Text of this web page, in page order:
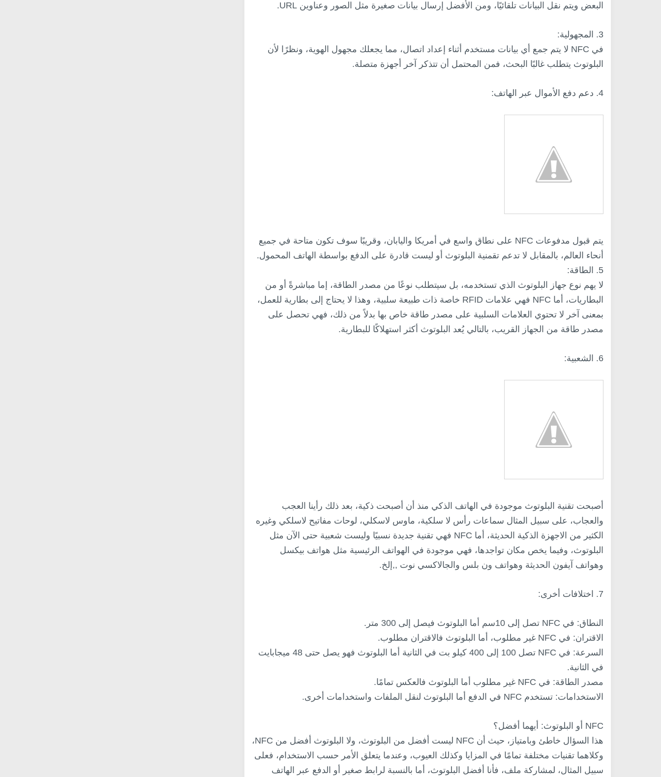
البعض ويتم نقل البيانات تلقائيًا، ومن الأفضل إرسال بيانات صغيرة مثل الصور وعناوين URL.
3. المجهولية:
في NFC لا يتم جمع أي بيانات مستخدم أثناء إعداد اتصال، مما يجعلك مجهول الهوية، ونظرًا لأن
البلوتوث يتطلب غالبًا البحث، فمن المحتمل أن تتذكر آخر أجهزة متصلة.
4. دعم دفع الأموال عبر الهاتف:
يتم قبول مدفوعات NFC على نطاق واسع في أمريكا واليابان، وقريبًا سوف تكون متاحة في جميع
أنحاء العالم، بالمقابل لا تدعم تقمنية البلوتوث أو ليست قادرة على الدفع بواسطة الهاتف المحمول.
5. الطاقة:
لا يهم نوع جهاز البلوتوث الذي تستخدمه، بل سيتطلب نوعًا من مصدر الطاقة، إما مباشرةً أو من
البطاريات، أما NFC فهي علامات RFID خاصة ذات طبيعة سلبية، وهذا لا يحتاج إلى بطارية للعمل،
بمعنى آخر لا تحتوي العلامات السلبية على مصدر طاقة خاص بها بدلاً من ذلك، فهي تحصل على
مصدر طاقة من الجهاز القريب، بالتالي يُعد البلوتوث أكثر استهلاكًا للبطارية.
6. الشعبية:
أصبحت تقنية البلوتوث موجودة في الهاتف الذكي منذ أن أصبحت ذكية، بعد ذلك رأينا العجب
والعجاب، على سبيل المثال سماعات رأس لا سلكية، ماوس لاسكلي، لوحات مفاتيح لاسلكي وغيره
الكثير من الاجهزة الذكية الحديثة، أما NFC فهي تقنية جديدة نسبيًا وليست شعبية حتى الآن مثل
البلوتوث، وفيما يخص مكان تواجدها، فهي موجودة في الهواتف الرئيسية مثل هواتف بيكسل
وهواتف آيفون الحديثة وهواتف ون بلس والجالاكسي نوت ,,إلخ.
7. اختلافات أخرى:
النطاق: في NFC تصل إلى 10سم أما البلوتوث فيصل إلى 300 متر.
الاقتران: في NFC غير مطلوب، أما البلوتوث فالاقتران مطلوب.
السرعة: في NFC تصل 100 إلى 400 كيلو بت في الثانية أما البلوتوث فهو يصل حتى 48 ميجابايت
في الثانية.
مصدر الطاقة: في NFC غير مطلوب أما البلوتوث فالعكس تمامًا.
الاستخدامات: تستخدم NFC في الدفع أما البلوتوث لنقل الملفات واستخدامات أخرى.
NFC أو البلوتوث: أيهما أفضل؟
هذا السؤال خاطئ وبامتياز، حيث أن NFC ليست أفضل من البلوتوث، ولا البلوتوث أفضل من NFC،
وكلاهما تقنيات مختلفة تمامًا في المزايا وكذلك العيوب، وعندما يتعلق الأمر حسب الاستخدام، فعلى
سبيل المثال، لمشاركة ملف، فأنا أفضل البلوتوث، أما بالنسبة لرابط صغير أو الدفع عبر الهاتف